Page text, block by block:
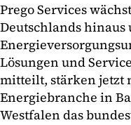
Prego Services
Deutschlands
Lösungen und
mitteilt, stärken jetzt
Energiebranche in
Westfalen das